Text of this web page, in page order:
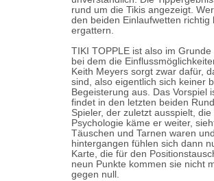
rund um die Tikis angezeigt.
den beiden Einlaufwetten
ergattern.
TIKI TOPPLE ist also im
bei dem die
Keith Meyers sorgt zwar dafür,
sind, also eigentlich sich keiner
Begeisterung aus. Das Vorspiel
findet in den letzten beiden
Spieler, der zuletzt ausspielt,
Psychologie käme er weiter,
Täuschen und Tarnen waren
hintergangen fühlen sich dann
Karte, die für den
neun Punkte kommen sie nicht
gegen null.